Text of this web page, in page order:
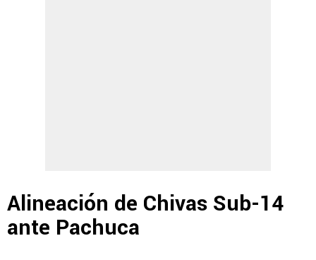
Alineación de Chivas Sub-14
ante Pachuca